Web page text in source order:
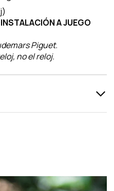
A JUEGO
Piguet.
no el reloj.